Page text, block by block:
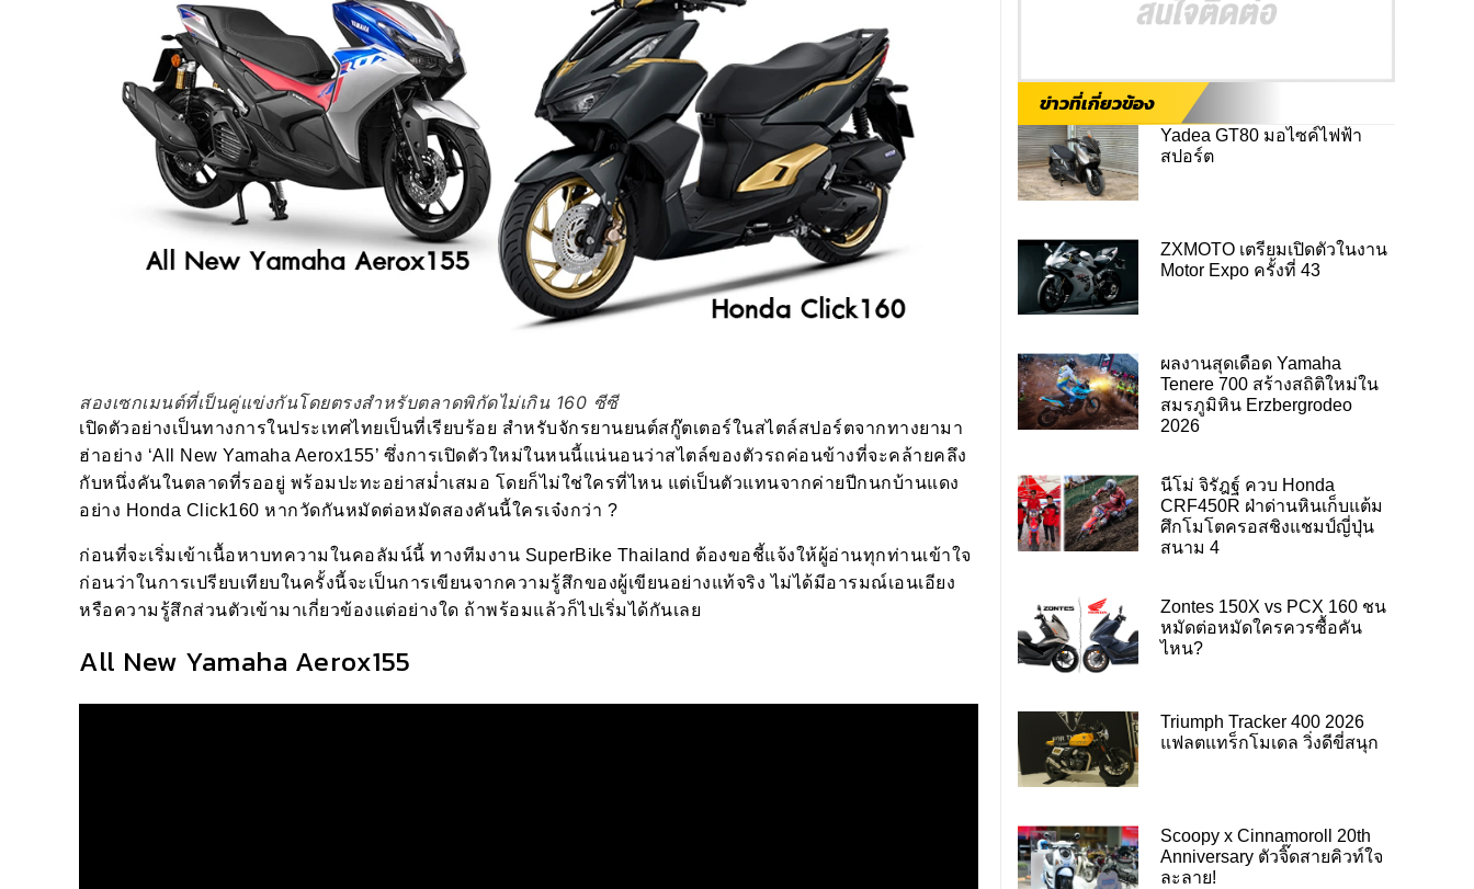
สองเซกเมนต์ที่เป็นคู่แข่งกันโดยตรงสำหรับตลาดพิกัดไม่เกิน 160 ซีซี
เปิดตัวอย่างเป็นทางการในประเทศไทยเป็นที่เรียบร้อย สำหรับจักรยานยนต์สกู๊ตเตอร์ในสไตล์สปอร์ตจากทางยามา
ฮ่าอย่าง ‘All New Yamaha Aerox155’ ซึ่งการเปิดตัวใหม่ในหนนี้แน่นอนว่าสไตล์ของตัวรถค่อนข้างที่จะคล้ายคลึง
กับหนึ่งคันในตลาดที่รออยู่ พร้อมปะทะอย่าสม่ำเสมอ โดยก็ไม่ใช่ใครที่ไหน แต่เป็นตัวแทนจากค่ายปีกนกบ้านแดง
อย่าง Honda Click160 หากวัดกันหมัดต่อหมัดสองคันนี้ใครเจ๋งกว่า ?
ก่อนที่จะเริ่มเข้าเนื้อหาบทความในคอลัมน์นี้ ทางทีมงาน SuperBike Thailand ต้องขอชี้แจ้งให้ผู้อ่านทุกท่านเข้าใจ
ก่อนว่าในการเปรียบเทียบในครั้งนี้จะเป็นการเขียนจากความรู้สึกของผู้เขียนอย่างแท้จริง ไม่ได้มีอารมณ์เอนเอียง
หรือความรู้สึกส่วนตัวเข้ามาเกี่ยวข้องแต่อย่างใด ถ้าพร้อมแล้วก็ไปเริ่มได้กันเลย
All New Yamaha Aerox155
ข่าวที่เกี่ยวข้อง
Yadea GT80 มอไซค์ไฟฟ้า
สปอร์ต
ZXMOTO เตรียมเปิดตัวในงาน
Motor Expo ครั้งที่ 43
ผลงานสุดเดือด Yamaha
Tenere 700 สร้างสถิติใหม่ใน
สมรภูมิหิน Erzbergrodeo
2026
นีโม่ จิรัฎฐ์ ควบ Honda
CRF450R ฝ่าด่านหินเก็บแต้ม
ศึกโมโตครอสชิงแชมป์ญี่ปุ่น
สนาม 4
Zontes 150X vs PCX 160 ชน
หมัดต่อหมัดใครควรซื้อคัน
ไหน?
Triumph Tracker 400 2026
แฟลตแทร็กโมเดล วิ่งดีขี่สนุก
Scoopy x Cinnamoroll 20th
Anniversary ตัวจิ๊ดสายคิวท์ใจ
ละลาย!